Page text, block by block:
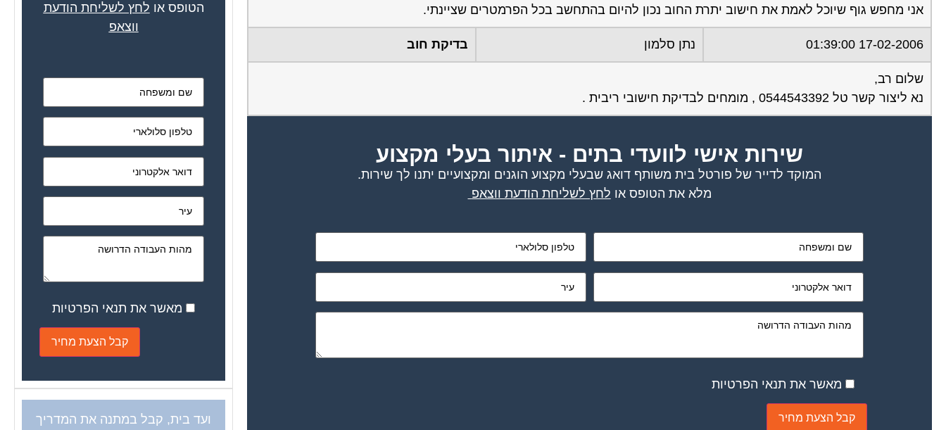
אני מחפש גוף שיוכל לאמת את חישוב יתרת החוב נכון להיום בהתחשב בכל הפרמטרים שציינתי.
17-02-2006 01:39:00 נתן סלמון בדיקת חוב
שלום רב,
נא ליצור קשר טל 0544543392 , מומחים לבדיקת חישובי ריבית .
שירות אישי לוועדי בתים - איתור בעלי מקצוע
המוקד לדייר של פורטל בית משותף דואג שבעלי מקצוע הוגנים ומקצועיים יתנו לך שירות.
מלא את הטופס או לחץ לשליחת הודעת ווצאפ
מאשר את תנאי הפרטיות
הטופס או לחץ לשליחת הודעת
ווצאפ
מאשר את תנאי הפרטיות
ועד בית, קבל במתנה את המדריך